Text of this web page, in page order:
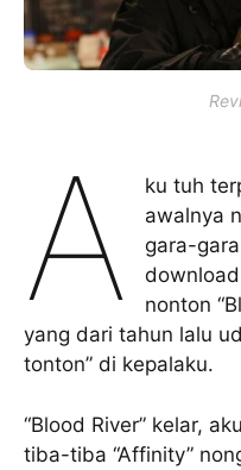
A
ku tuh
awalnya
gara-
nonton
yang dari tahun lalu
tonton” di kepalaku.
“Blood River” kelar,
tiba-tiba “Affinity”